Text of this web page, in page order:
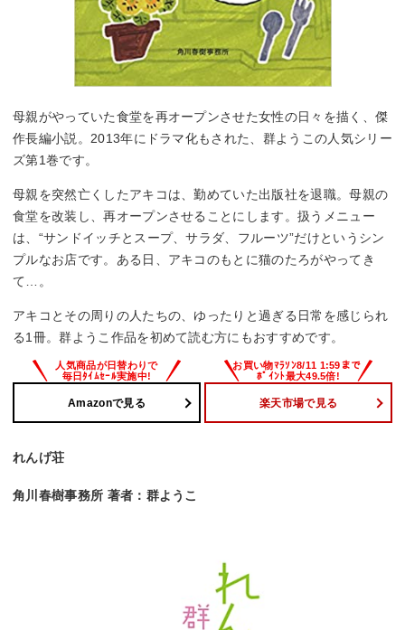
母親がやっていた食堂を再オープンさせた女性の日々を描く、傑
作長編小説。2013年にドラマ化もされた、群ようこの人気シリー
ズ第1巻です。
母親を突然亡くしたアキコは、勤めていた出版社を退職。母親の
食堂を改装し、再オープンさせることにします。扱うメニュー
は、“サンドイッチとスープ、サラダ、フルーツ”だけというシン
プルなお店です。ある日、アキコのもとに猫のたろがやってき
て…。
アキコとその周りの人たちの、ゆったりと過ぎる日常を感じられ
る1冊。群ようこ作品を初めて読む方にもおすすめです。
Amazonで見る 楽天市場で見る
れんげ荘
角川春樹事務所 著者：群ようこ